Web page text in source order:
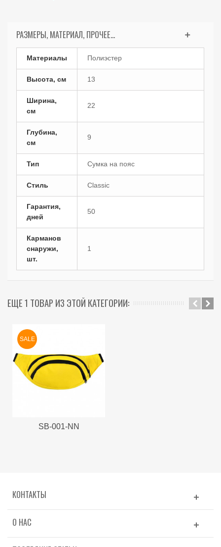
РАЗМЕРЫ, МАТЕРИАЛ, ПРОЧЕЕ...
Материалы Полиэстер
Высота, см 13
Ширина,
см
22
Глубина,
см
9
Тип Сумка на пояс
Стиль Classic
Гарантия,
дней
50
Карманов
снаружи,
шт.
1
ЕЩЕ 1 ТОВАР ИЗ ЭТОЙ КАТЕГОРИИ:
SALE
SB-001-NN
КОНТАКТЫ
О НАС